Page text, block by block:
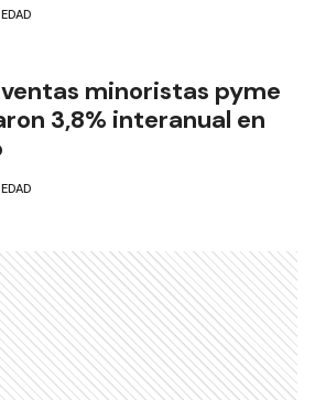
minoristas pyme
3,8% interanual en